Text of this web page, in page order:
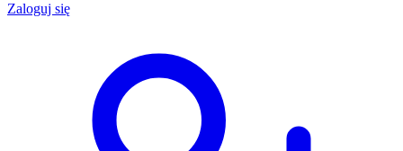
Zaloguj się